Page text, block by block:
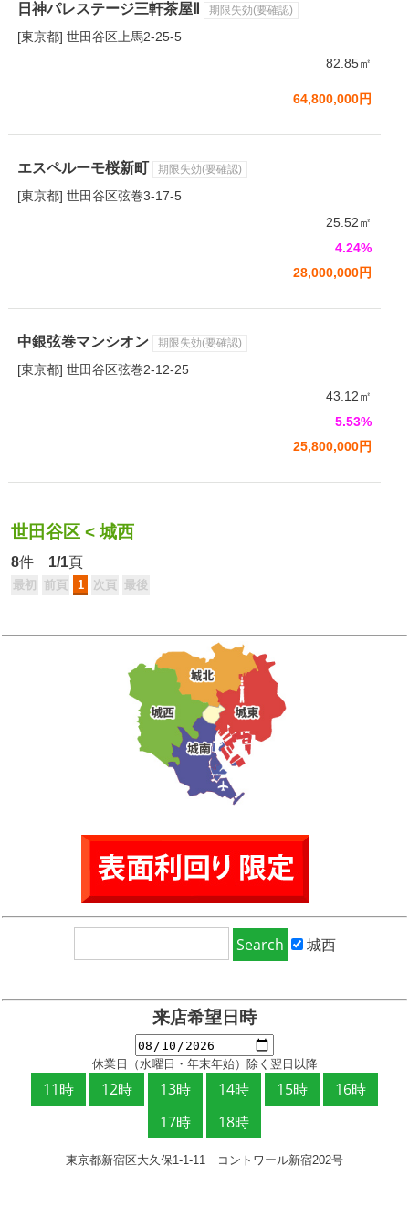
日神パレステージ三軒茶屋Ⅱ 期限失効(要確認)
[東京都] 世田谷区上馬2-25-5
82.85㎡
64,800,000円
エスペルーモ桜新町 期限失効(要確認)
[東京都] 世田谷区弦巻3-17-5
25.52㎡
4.24%
28,000,000円
中銀弦巻マンシオン 期限失効(要確認)
[東京都] 世田谷区弦巻2-12-25
43.12㎡
5.53%
25,800,000円
世田谷区 <城西
8件 1/1頁
城西
来店希望日時
休業日（水曜日・年末年始）除く翌日以降
東京都新宿区大久保1-1-11 コントワール新宿202号